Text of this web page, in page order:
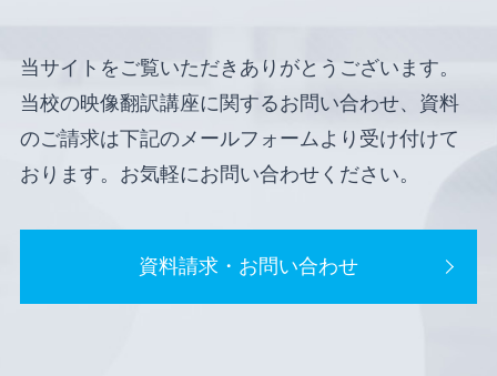
当サイトをご覧いただきありがとうございます。
当校の映像翻訳講座に関するお問い合わせ、資料
のご請求は下記のメールフォームより受け付けて
おります。お気軽にお問い合わせください。
資料請求・お問い合わせ